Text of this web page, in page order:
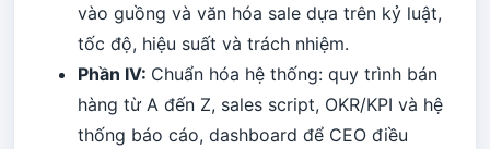
vào guồng và văn hóa sale dựa trên kỷ luật,
tốc độ, hiệu suất và trách nhiệm.
Phần IV: Chuẩn hóa hệ thống: quy trình bán
hàng từ A đến Z, sales script, OKR/KPI và hệ
thống báo cáo, dashboard để CEO điều